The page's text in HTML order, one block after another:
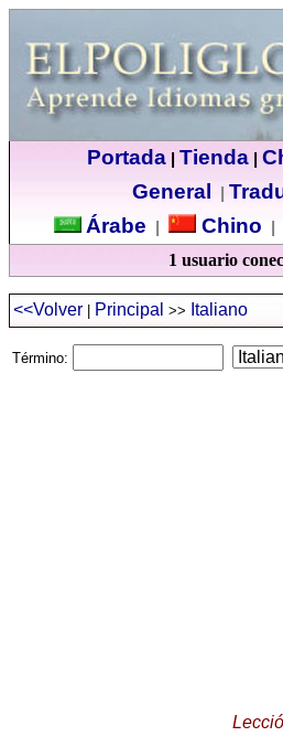
Portada| Tienda|
General
Árabe Chino
1 usuario
<<Volver Principal >> Italiano
Término: